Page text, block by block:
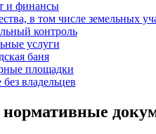
и финансы
в том числе земельных
контроль
услуги
баня
площадки
владельцев